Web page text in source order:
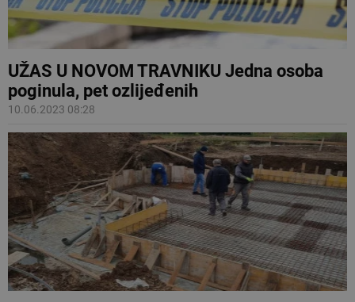
UŽAS U NOVOM TRAVNIKU Jedna osoba
poginula, pet ozlijeđenih
10.06.2023 08:28